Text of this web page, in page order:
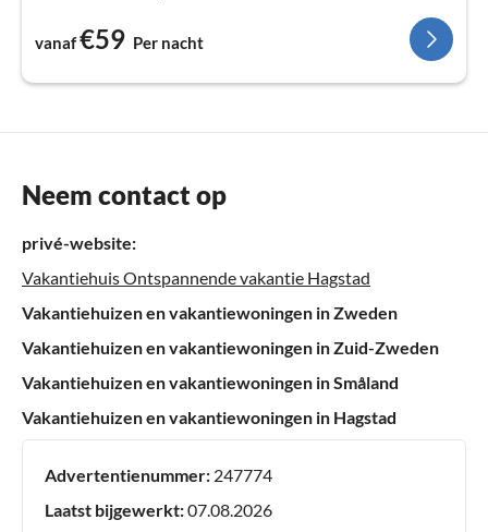
vanaf€59 Per nacht
Neem contact op
privé-website:
Vakantiehuis Ontspannende vakantie Hagstad
Vakantiehuizen en vakantiewoningen in Zweden
Vakantiehuizen en vakantiewoningen in Zuid-Zweden
Vakantiehuizen en vakantiewoningen in Småland
Vakantiehuizen en vakantiewoningen in Hagstad
Advertentienummer: 247774
Laatst bijgewerkt:07.08.2026